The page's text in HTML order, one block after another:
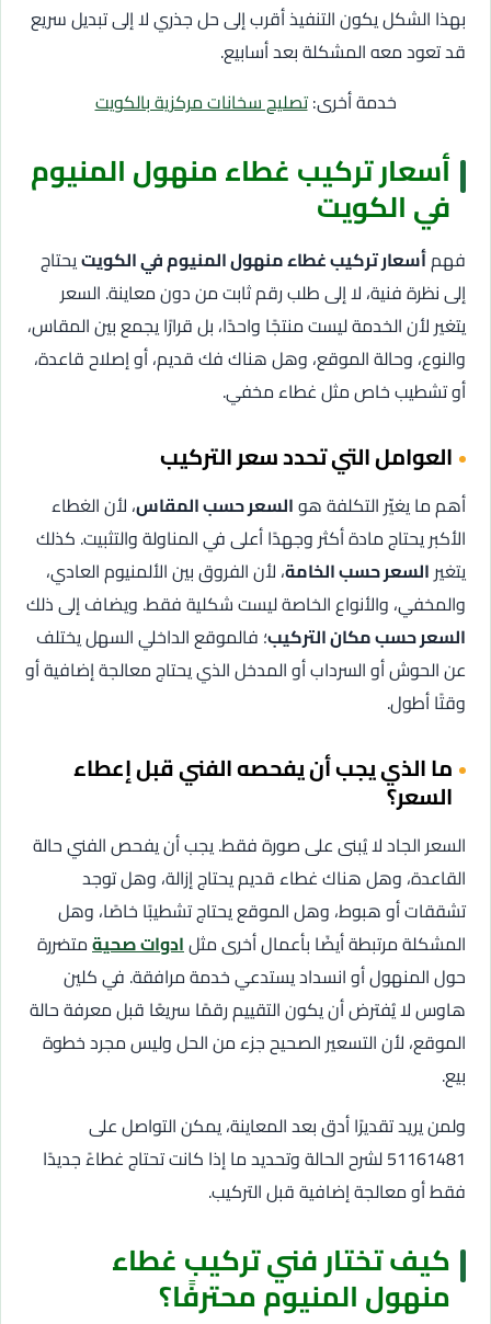
بهذا الشكل يكون التنفيذ أقرب إلى حل جذري لا إلى تبديل سريع
قد تعود معه المشكلة بعد أسابيع.
خدمة أخرى:تصليح سخانات مركزية بالكويت
أسعار تركيب غطاء منهول المنيوم
في الكويت
فهمأسعار تركيب غطاء منهول المنيوم في الكويتيحتاج
إلى نظرة فنية، لا إلى طلب رقم ثابت من دون معاينة. السعر
يتغير لأن الخدمة ليست منتجًا واحدًا، بل قرارًا يجمع بين المقاس،
والنوع، وحالة الموقع، وهل هناك فك قديم، أو إصلاح قاعدة،
أو تشطيب خاص مثل غطاء مخفي.
العوامل التي تحدد سعر التركيب
أهم ما يغيّر التكلفة هوالسعر حسب المقاس، لأن الغطاء
الأكبر يحتاج مادة أكثر وجهدًا أعلى في المناولة والتثبيت. كذلك
يتغير السعر حسب الخامة، لأن الفروق بين الألمنيوم العادي،
والمخفي، والأنواع الخاصة ليست شكلية فقط. ويضاف إلى ذلك
السعر حسب مكان التركيب؛ فالموقع الداخلي السهل يختلف
عن الحوش أو السرداب أو المدخل الذي يحتاج معالجة إضافية أو
وقتًا أطول.
ما الذي يجب أن يفحصه الفني قبل إعطاء
السعر؟
السعر الجاد لا يُبنى على صورة فقط. يجب أن يفحص الفني حالة
القاعدة، وهل هناك غطاء قديم يحتاج إزالة، وهل توجد
تشققات أو هبوط، وهل الموقع يحتاج تشطيبًا خاصًا، وهل
المشكلة مرتبطة أيضًا بأعمال أخرى مثلادوات صحيةمتضررة
حول المنهول أو انسداد يستدعي خدمة مرافقة. في كلين
هاوس لا يُفترض أن يكون التقييم رقمًا سريعًا قبل معرفة حالة
الموقع، لأن التسعير الصحيح جزء من الحل وليس مجرد خطوة
بيع.
ولمن يريد تقديرًا أدق بعد المعاينة، يمكن التواصل على
51161481 لشرح الحالة وتحديد ما إذا كانت تحتاج غطاءً جديدًا
فقط أو معالجة إضافية قبل التركيب.
كيف تختار فني تركيب غطاء
منهول المنيوم محترفًا؟